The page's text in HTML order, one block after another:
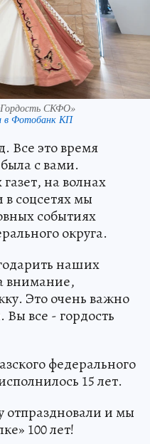
СКФО»
в Фотобанк КП
Все это время
с вами.
на волнах
соцсетях мы
событиях
округа.
наших
внимание,
Это очень важно
все - гордость
федерального
15 лет.
отпраздновали и мы
100 лет!